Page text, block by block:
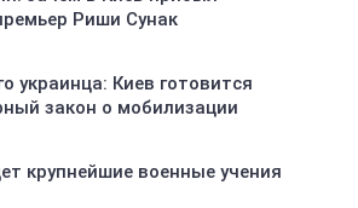
Риши Сунак
украинца: Киев готовится
закон о мобилизации
крупнейшие военные учения